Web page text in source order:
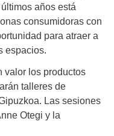
años está
consumidoras con
para atraer a
espacios.
valor los productos
talleres de
Las sesiones
Otegi y la